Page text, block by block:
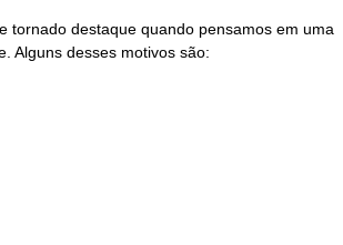
tornado destaque quando pensamos em uma
Alguns desses motivos são: